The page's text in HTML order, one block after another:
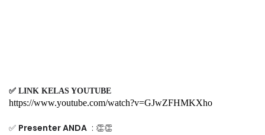
✅ LINK KELAS YOUTUBE
https://www.youtube.com/watch?v=GJwZFHMKXho
✅ Presenter ANDA : 👏👏